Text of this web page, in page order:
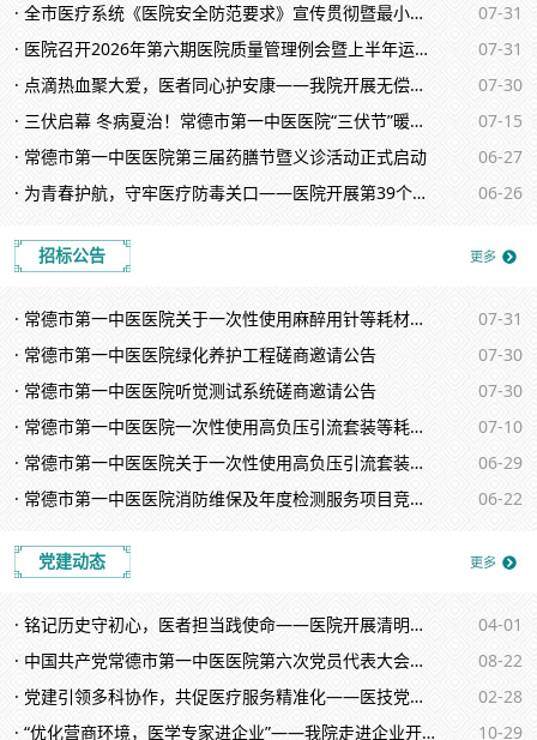
· 全市医疗系统《医院安全防范要求》宣传贯彻暨最小应急单元专题培训会在我院举办
07-31
· 医院召开2026年第六期医院质量管理例会暨上半年运营情况分析会
07-31
· 点滴热血聚大爱，医者同心护安康——我院开展无偿献血活动
07-30
· 三伏启幕 冬病夏治！常德市第一中医医院“三伏节”暖心开贴
07-15
· 常德市第一中医医院第三届药膳节暨义诊活动正式启动
06-27
· 为青春护航，守牢医疗防毒关口——医院开展第39个国际禁毒日专题宣传活动
06-26
招标公告
· 常德市第一中医医院关于一次性使用麻醉用针等耗材遴选公告
07-31
· 常德市第一中医医院绿化养护工程磋商邀请公告
07-30
· 常德市第一中医医院听觉测试系统磋商邀请公告
07-30
· 常德市第一中医医院一次性使用高负压引流套装等耗材项目入围公告
07-10
· 常德市第一中医医院关于一次性使用高负压引流套装等耗材项目招标公告
06-29
· 常德市第一中医医院消防维保及年度检测服务项目竞争性磋商成交公告
06-22
党建动态
· 铭记历史守初心，医者担当践使命——医院开展清明祭扫主题党日活动
04-01
· 中国共产党常德市第一中医医院第六次党员代表大会顺利召开
08-22
· 党建引领多科协作，共促医疗服务精准化——医技党支部开展主题党日活动
02-28
· “优化营商环境，医学专家进企业”——我院走进企业开展健康科普活动
10-29